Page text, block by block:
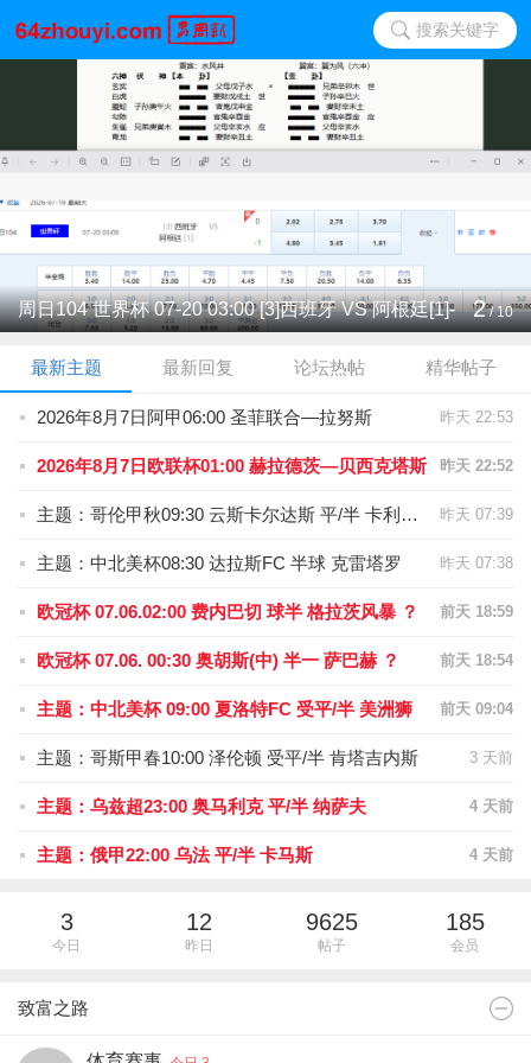
搜索关键字
周日104 世界杯 07-20 03:00 [3]西班牙 VS 阿根廷[1]- 2/10
最新主题 最新回复 论坛热帖 精华帖子
昨天 22:53
2026年8月7日阿甲06:00 圣菲联合—拉努斯
昨天 22:52
2026年8月7日欧联杯01:00 赫拉德茨—贝西克塔斯
昨天 07:39
主题：哥伦甲秋09:30 云斯卡尔达斯 平/半 卡利美洲
昨天 07:38
主题：中北美杯08:30 达拉斯FC 半球 克雷塔罗
前天 18:59
欧冠杯 07.06.02:00 费内巴切 球半 格拉茨风暴 ？
前天 18:54
欧冠杯 07.06. 00:30 奥胡斯(中) 半一 萨巴赫 ？
前天 09:04
主题：中北美杯 09:00 夏洛特FC 受平/半 美洲狮
3 天前
主题：哥斯甲春10:00 泽伦顿 受平/半 肯塔吉内斯
4 天前
主题：乌兹超23:00 奥马利克 平/半 纳萨夫
4 天前
主题：俄甲22:00 乌法 平/半 卡马斯
3
今日
12
昨日
9625
帖子
185
会员
致富之路